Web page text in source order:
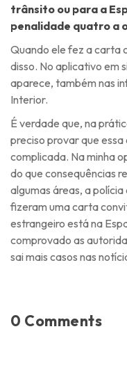
trânsito ou para a
penalidade quatro a
Quando ele fez a carta
disso. No aplicativo em
aparece, também nas
Interior.
É verdade que, na
preciso provar que
complicada. Na minha
do que consequências
algumas áreas, a
fizeram uma carta
estrangeiro está na
comprovado as
sai mais casos nas
0 Comments